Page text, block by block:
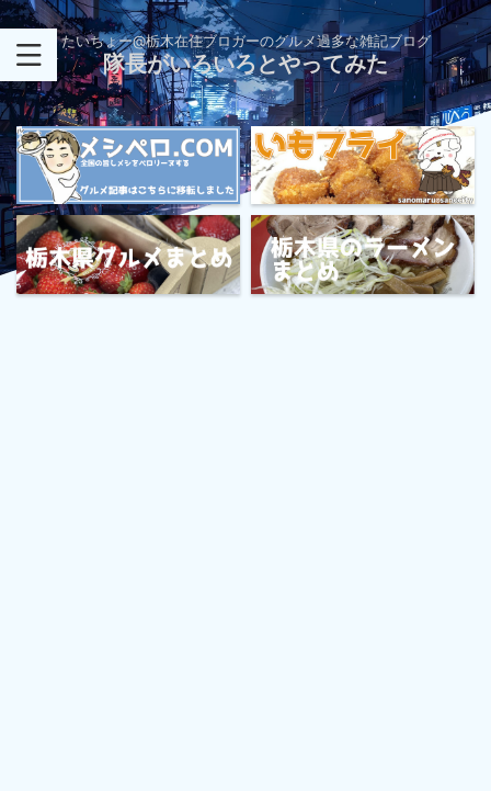
たいちょー@栃木在住ブロガーのグルメ過多な雑記ブログ
隊長がいろいろとやってみた